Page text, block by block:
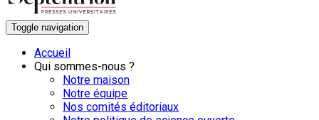
Toggle navigation
Accueil
Qui sommes-nous ?
Notre maison
Notre équipe
Nos comités éditoriaux